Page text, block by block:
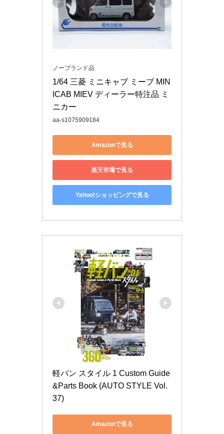
ノーブランド品
1/64 三菱 ミニキャブ ミーブ MIN
ICAB MIEV ディーラー特注品 ミ
ニカー
aa-s1075909184
Amazonで見る
楽天市場で見る
Yahoo!ショッピングで見る
軽バン スタイル 1 Custom Guide
&Parts Book (AUTO STYLE Vol.
37)
Amazonで見る